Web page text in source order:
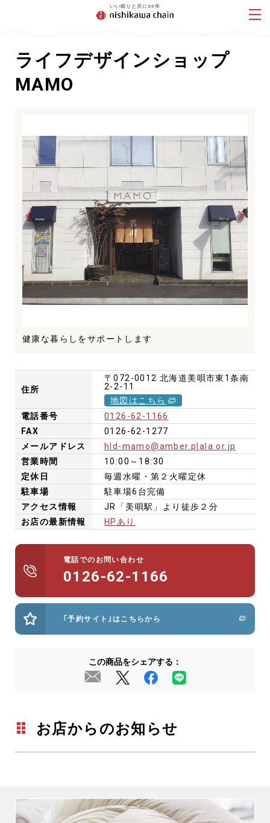
ライフデザインショップ
MAMO
健康な暮らしをサポートします
住所
〒072-0012 北海道美唄市東1条南
2-2-11
地図はこちら
電話番号
0126-62-1166
FAX
0126-62-1277
メールアドレス
hld-mamo@amber.plala.or.jp
営業時間
10:00～18:30
定休日
毎週水曜・第２火曜定休
駐車場
駐車場6台完備
アクセス情報
JR「美唄駅」より徒歩２分
お店の最新情報
HPあり
電話でのお問い合わせ
0126-62-1166
｢予約サイト｣はこちらから
この商品をシェアする：
お店からのお知らせ